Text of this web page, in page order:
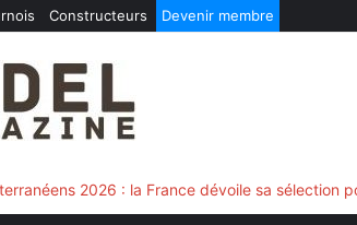
Constructeurs Devenir membre
tout le match mais décisif quand tout
6 Août 2026
10 Juin 2026